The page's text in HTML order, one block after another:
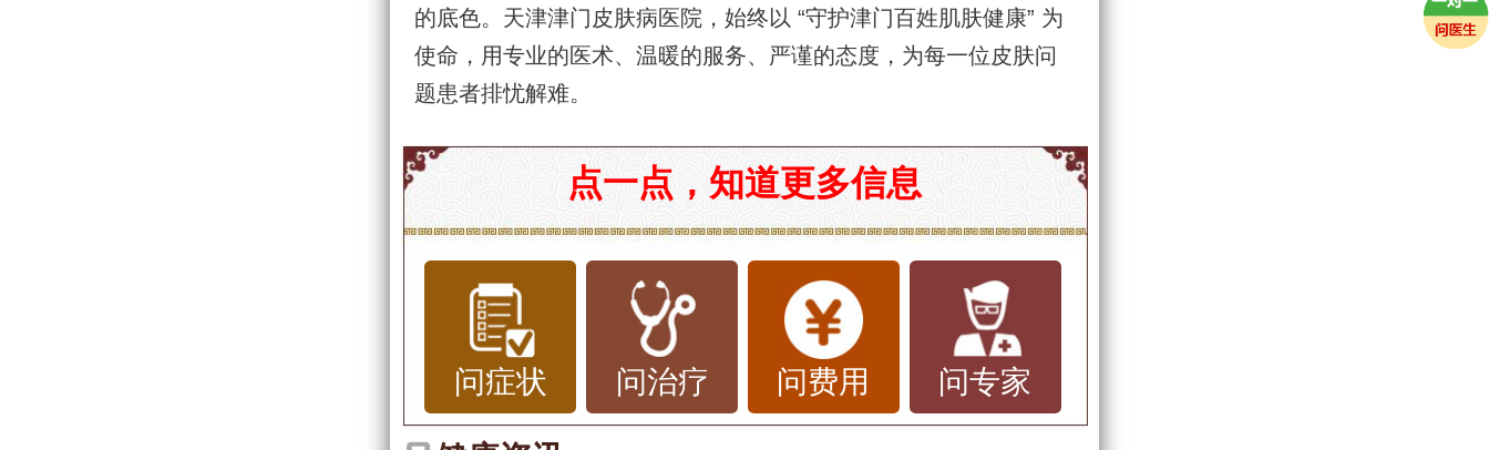
的底色。天津津门皮肤病医院，始终以 “守护津门百姓肌肤健康” 为
使命，用专业的医术、温暖的服务、严谨的态度，为每一位皮肤问
题患者排忧解难。
点一点，知道更多信息
问症状 问治疗 问费用 问专家